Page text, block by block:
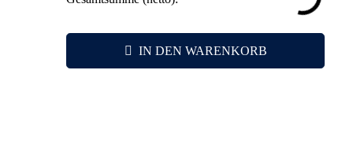
IN DEN WARENKORB